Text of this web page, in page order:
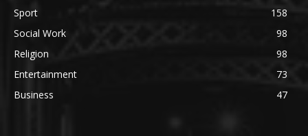
Sport
158
Social Work
98
Religion
98
Entertainment
73
Business
47